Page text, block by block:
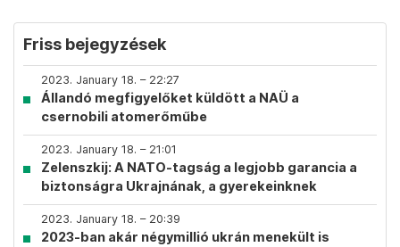
Friss bejegyzések
2023. January 18. – 22:27
Állandó megfigyelőket küldött a NAÜ a
csernobili atomerőműbe
2023. January 18. – 21:01
Zelenszkij: A NATO-tagság a legjobb garancia a
biztonságra Ukrajnának, a gyerekeinknek
2023. January 18. – 20:39
2023-ban akár négymillió ukrán menekült is